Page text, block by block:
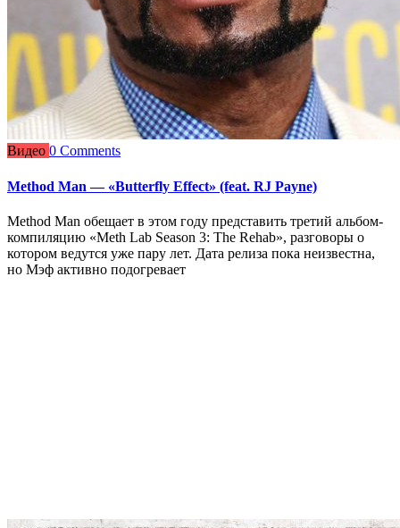
Видео 0 Comments
Method Man — «Butterfly Effect» (feat. RJ Payne)
Method Man обещает в этом году представить третий альбом-
компиляцию «Meth Lab Season 3: The Rehab», разговоры о
котором ведутся уже пару лет. Дата релиза пока неизвестна,
но Мэф активно подогревает